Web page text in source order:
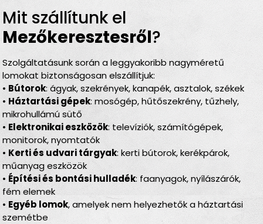
Mit szállítunk el
Mezőkeresztesről?
Szolgáltatásunk során a leggyakoribb nagyméretű
lomokat biztonságosan elszállítjuk:
• Bútorok: ágyak, szekrények, kanapék, asztalok, székek
• Háztartási gépek: mosógép, hűtőszekrény, tűzhely,
mikrohullámú sütő
• Elektronikai eszközök: televíziók, számítógépek,
monitorok, nyomtatók
• Kerti és udvari tárgyak: kerti bútorok, kerékpárok,
műanyag eszközök
• Építési és bontási hulladék: faanyagok, nyílászárók,
fém elemek
• Egyéb lomok, amelyek nem helyezhetők a háztartási
szemétbe